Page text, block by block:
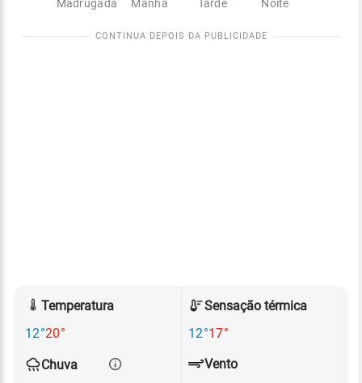
Madrugada Manhã Tarde Noite
Temperatura
12°20°
Sensação térmica
12°17°
Chuva
Vento